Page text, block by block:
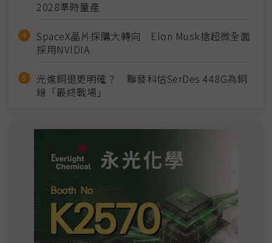
2028準時量產
SpaceX晶片採購大轉向 Elon Musk捨超微全面
採用NVIDIA
光進銅退更明確？ 聯發科估SerDes 448G為銅
線「最終戰場」